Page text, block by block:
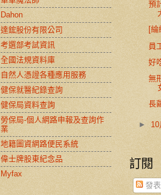
Dahon
達鋐股份有限公司
考選部考試資訊
全國法規資料庫
自然人憑證各種應用服務
健保就醫紀錄查詢
健保局資料查詢
勞保局-個人網路申報及查詢作
業
地籍圖資網路便民系統
偉士牌股東紀念品
Myfax
預
[綸
員
好
無
長
►
訂閱
發